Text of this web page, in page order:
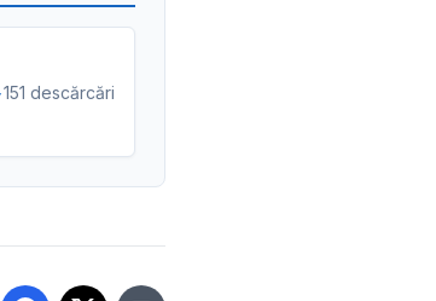
151 descărcări